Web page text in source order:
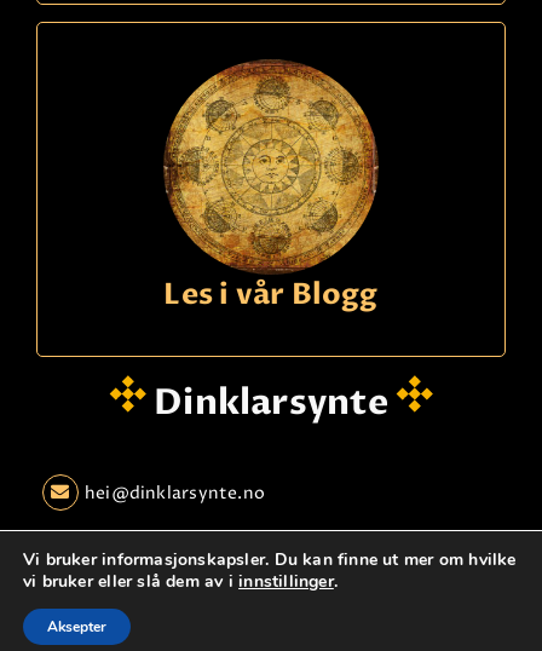
Les i vår Blogg
Dinklarsynte
hei@dinklarsynte.no
Personvern Logg Inn Kontakt oss
Vi bruker informasjonskapsler. Du kan finne ut mer om hvilke
vi bruker eller slå dem av iinnstillinger.
Aksepter